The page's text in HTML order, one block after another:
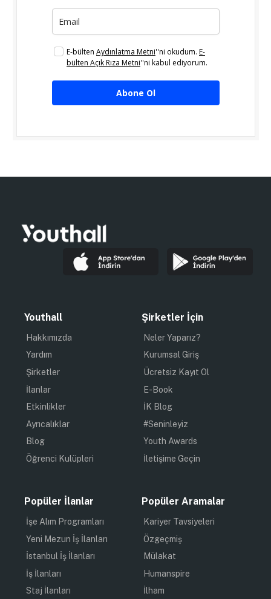
E-bülten Aydınlatma Metni''ni okudum. E-
bülten Açık Rıza Metni''ni kabul ediyorum.
Abone Ol
Youthall
Hakkımızda
Yardım
Şirketler
İlanlar
Etkinlikler
Ayrıcalıklar
Blog
Öğrenci Kulüpleri
Şirketler İçin
Neler Yaparız?
Kurumsal Giriş
Ücretsiz Kayıt Ol
E-Book
İK Blog
#Seninleyiz
Youth Awards
İletişime Geçin
Popüler İlanlar
İşe Alım Programları
Yeni Mezun İş İlanları
İstanbul İş İlanları
İş İlanları
Staj İlanları
Popüler Aramalar
Kariyer Tavsiyeleri
Özgeçmiş
Mülakat
Humanspire
İlham